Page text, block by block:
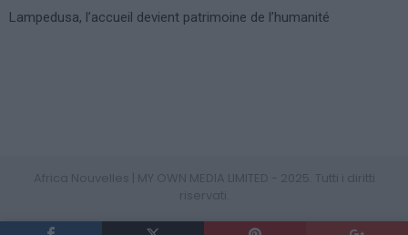
Lampedusa, l’accueil devient patrimoine de l’humanité
PRIVACY POLICY